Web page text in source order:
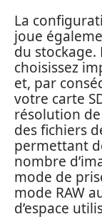
La
joue
du stockage.
choisissez
et, par
votre carte
résolution
des fichiers
permettant
nombre
mode de
mode RAW
d’espace